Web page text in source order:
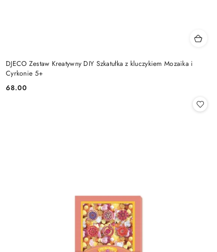
DJECO Zestaw Kreatywny DIY Szkatułka z kluczykiem Mozaika i
Cyrkonie 5+
Cena:
68.00